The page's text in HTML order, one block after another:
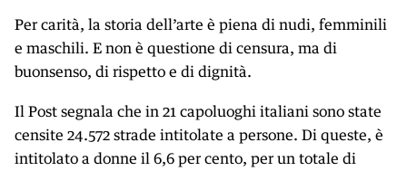
Per carità, la storia dell’arte è piena di nudi, femminili
e maschili. E non è questione di censura, ma di
buonsenso, di rispetto e di dignità.
Il Post segnala che in 21 capoluoghi italiani sono state
censite 24.572 strade intitolate a persone. Di queste, è
intitolato a donne il 6,6 per cento, per un totale di